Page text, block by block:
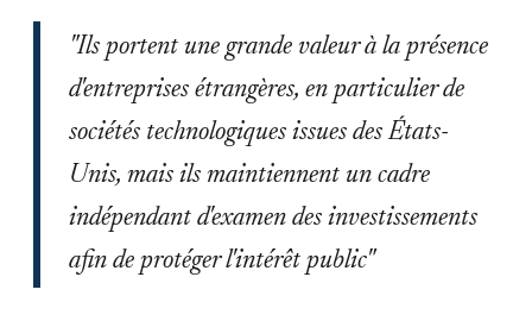
"Ils portent une grande valeur à la présence
d'entreprises étrangères, en particulier de
sociétés technologiques issues des États-
Unis, mais ils maintiennent un cadre
indépendant d'examen des investissements
afin de protéger l'intérêt public"